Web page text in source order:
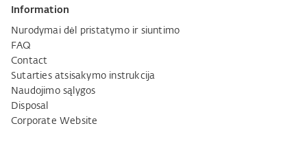
Information
Nurodymai dėl pristatymo ir siuntimo
FAQ
Contact
Sutarties atsisakymo instrukcija
Naudojimo sąlygos
Disposal
Corporate Website